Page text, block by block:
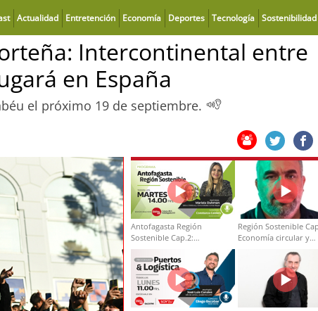
Actualidad Entretención Economía Deportes Tecnología Sostenibilidad
Intercontinental entre
en España
el próximo 19 de septiembre.
Antofagasta Región
Sostenible Cap.2:
Educación ambiental y
formación de capacidades
técnicas
Región Sostenible
Economía circular y